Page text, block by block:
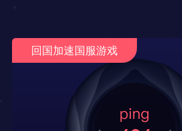
回国加速国服游戏